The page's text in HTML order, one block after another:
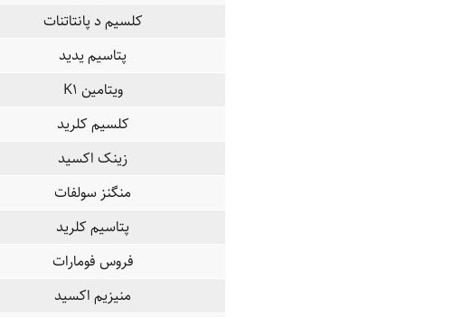
کلسیم د پانتاتنات
پتاسیم یدید
ویتامین K۱
کلسیم کلرید
زینک اکسید
منگنز سولفات
پتاسیم کلرید
فروس فومارات
منیزیم اکسید